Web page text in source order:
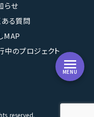
MENU
らせ
ある質問
MAP
中のプロジェクト
reserved.